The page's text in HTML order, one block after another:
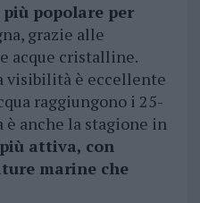
popolare per
grazie alle
acque cristalline.
visibilità è eccellente
raggiungono i 25-
è anche la stagione in
attiva, con
marine che